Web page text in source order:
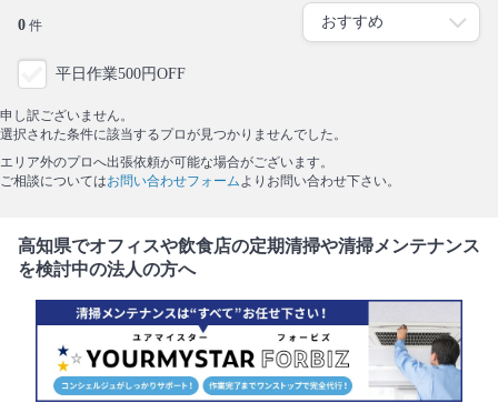
0 件
平日作業500円OFF
申し訳ございません。
選択された条件に該当するプロが見つかりませんでした。
エリア外のプロへ出張依頼が可能な場合がございます。
ご相談についてはお問い合わせフォーム よりお問い合わせ下さい。
高知県でオフィスや飲食店の定期清掃や清掃メンテナンス
を検討中の法人の方へ